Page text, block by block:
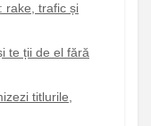
rake, trafic și
te ții de el fără
titlurile,